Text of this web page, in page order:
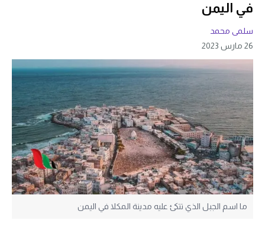
في اليمن
سلمى محمد
26 مارس 2023
ما اسم الجبل الذي تتكئ عليه مدينة المكلا في اليمن